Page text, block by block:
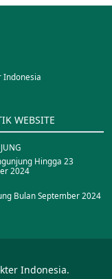
Indonesia
WEBSITE
Hingga 23
2024
Bulan September 2024
Indonesia.